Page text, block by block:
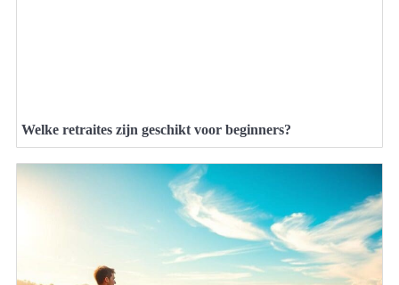
Welke retraites zijn geschikt voor beginners?